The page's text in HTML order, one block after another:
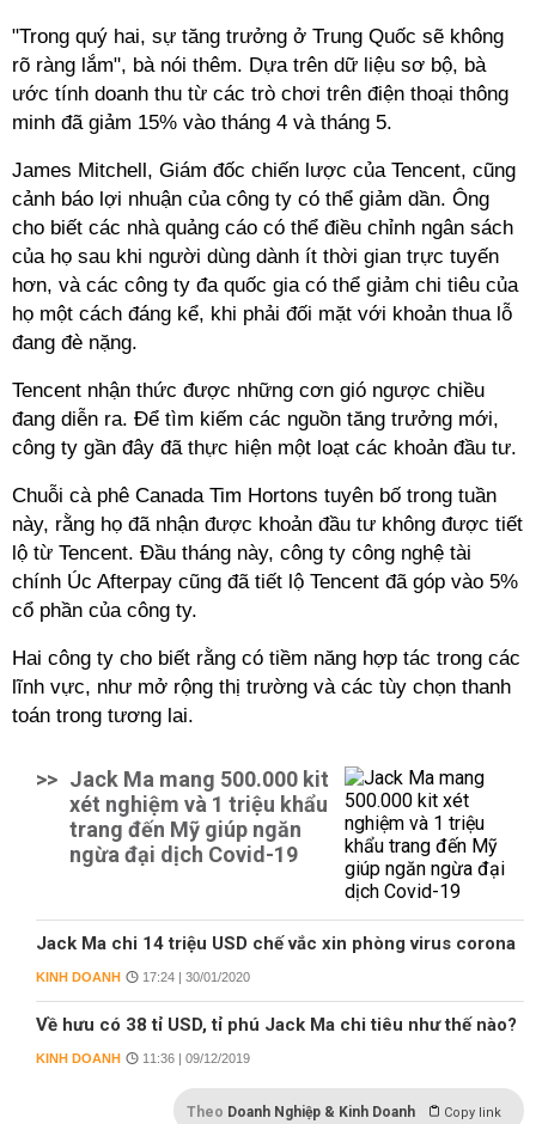
"Trong quý hai, sự tăng trưởng ở Trung Quốc sẽ không
rõ ràng lắm", bà nói thêm. Dựa trên dữ liệu sơ bộ, bà
ước tính doanh thu từ các trò chơi trên điện thoại thông
minh đã giảm 15% vào tháng 4 và tháng 5.
James Mitchell, Giám đốc chiến lược của Tencent, cũng
cảnh báo lợi nhuận của công ty có thể giảm dần. Ông
cho biết các nhà quảng cáo có thể điều chỉnh ngân sách
của họ sau khi người dùng dành ít thời gian trực tuyến
hơn, và các công ty đa quốc gia có thể giảm chi tiêu của
họ một cách đáng kể, khi phải đối mặt với khoản thua lỗ
đang đè nặng.
Tencent nhận thức được những cơn gió ngược chiều
đang diễn ra. Để tìm kiếm các nguồn tăng trưởng mới,
công ty gần đây đã thực hiện một loạt các khoản đầu tư.
Chuỗi cà phê Canada Tim Hortons tuyên bố trong tuần
này, rằng họ đã nhận được khoản đầu tư không được tiết
lộ từ Tencent. Đầu tháng này, công ty công nghệ tài
chính Úc Afterpay cũng đã tiết lộ Tencent đã góp vào 5%
cổ phần của công ty.
Hai công ty cho biết rằng có tiềm năng hợp tác trong các
lĩnh vực, như mở rộng thị trường và các tùy chọn thanh
toán trong tương lai.
>> Jack Ma mang 500.000 kit
xét nghiệm và 1 triệu khẩu
trang đến Mỹ giúp ngăn
ngừa đại dịch Covid-19
Jack Ma chi 14 triệu USD chế vắc xin phòng virus corona
KINH DOANH 17:24 | 30/01/2020
Về hưu có 38 tỉ USD, tỉ phú Jack Ma chi tiêu như thế nào?
KINH DOANH 11:36 | 09/12/2019
Theo Doanh Nghiệp & Kinh Doanh Copy link